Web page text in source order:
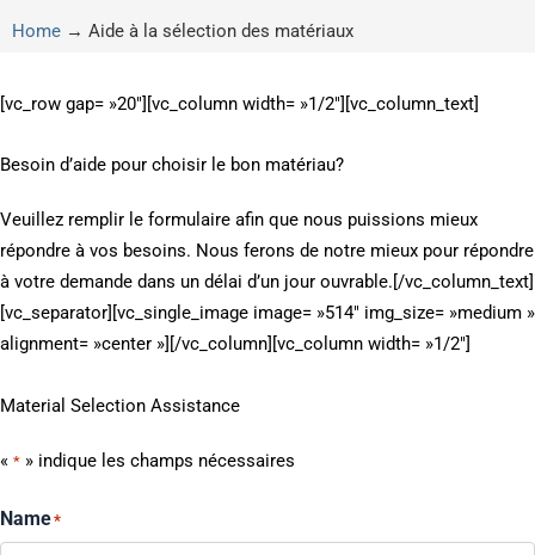
Home → Aide à la sélection des matériaux
[vc_row gap= »20″][vc_column width= »1/2″][vc_column_text]
Besoin d’aide pour choisir le bon matériau?
Veuillez remplir le formulaire afin que nous puissions mieux
répondre à vos besoins. Nous ferons de notre mieux pour répondre
à votre demande dans un délai d’un jour ouvrable.[/vc_column_text]
[vc_separator][vc_single_image image= »514″ img_size= »medium »
alignment= »center »][/vc_column][vc_column width= »1/2″]
Material Selection Assistance
« * » indique les champs nécessaires
Name*